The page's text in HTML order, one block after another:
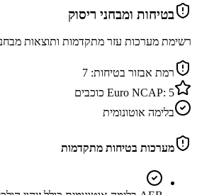
בטיחות ומבחני ריסוק
רשימת מערכות עזר מתקדמות ותוצאות
רמת אבזור בטיחות: 7
Euro NCAP: 5
כוכבים
בלימה אוטונומית
מערכות בטיחות מתקדמות